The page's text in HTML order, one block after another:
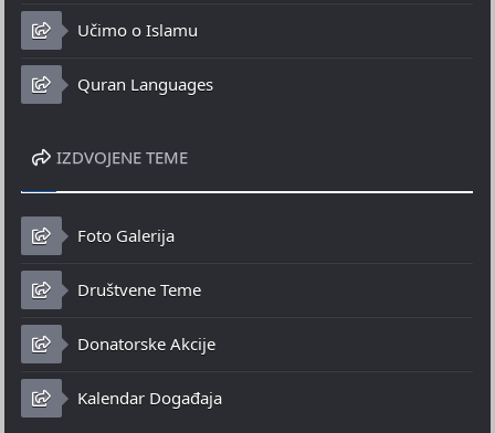
Učimo o Islamu
Quran Languages
IZDVOJENE TEME
Foto Galerija
Društvene Teme
Donatorske Akcije
Kalendar Događaja